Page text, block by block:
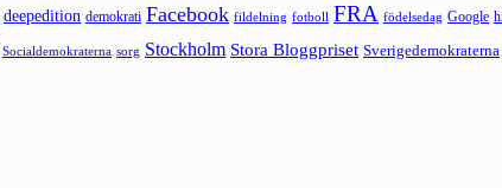
deepedition demokrati Facebook fildelning fotboll FRA födelsedag Google
Socialdemokraterna sorg Stockholm Stora Bloggpriset Sverigedemokraterna